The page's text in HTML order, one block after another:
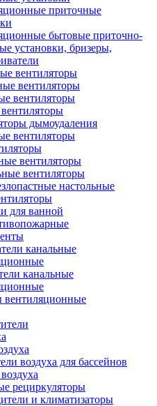
приточные
бытовые приточно-
установки, бризеры,
вентиляторы
вентиляторы
вентиляторы
дымоудаления
вентиляторы
вентиляторы
вентиляторы
настольные
для ванной
канальные
канальные
вентиляционные
воздуха для бассейнов
рециркуляторы
и климатизаторы